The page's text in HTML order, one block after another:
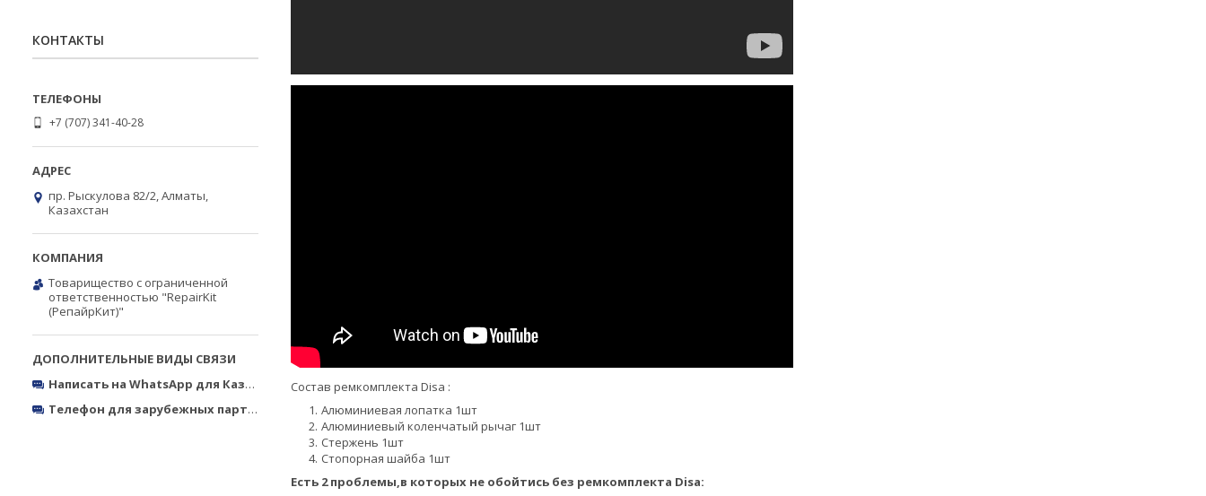
Состав ремкомплекта Disa :
Алюминиевая лопатка 1шт
Алюминиевый коленчатый рычаг 1шт
Стержень 1шт
Cтопорная шайба 1шт
Есть 2 проблемы,в которых не обойтись без ремкомплекта Disa:
КОНТАКТЫ
+7 (707) 341-40-28
пр. Рыскулова 82/2, Алматы,
Казахстан
Товарищество с ограниченной
ответственностью "RepairKit
(РепайрКит)"
Написать на WhatsApp для Казахстана
https://wa.me/77073414028
Телефон для зарубежных партнёров
Тел.: +3800503277732